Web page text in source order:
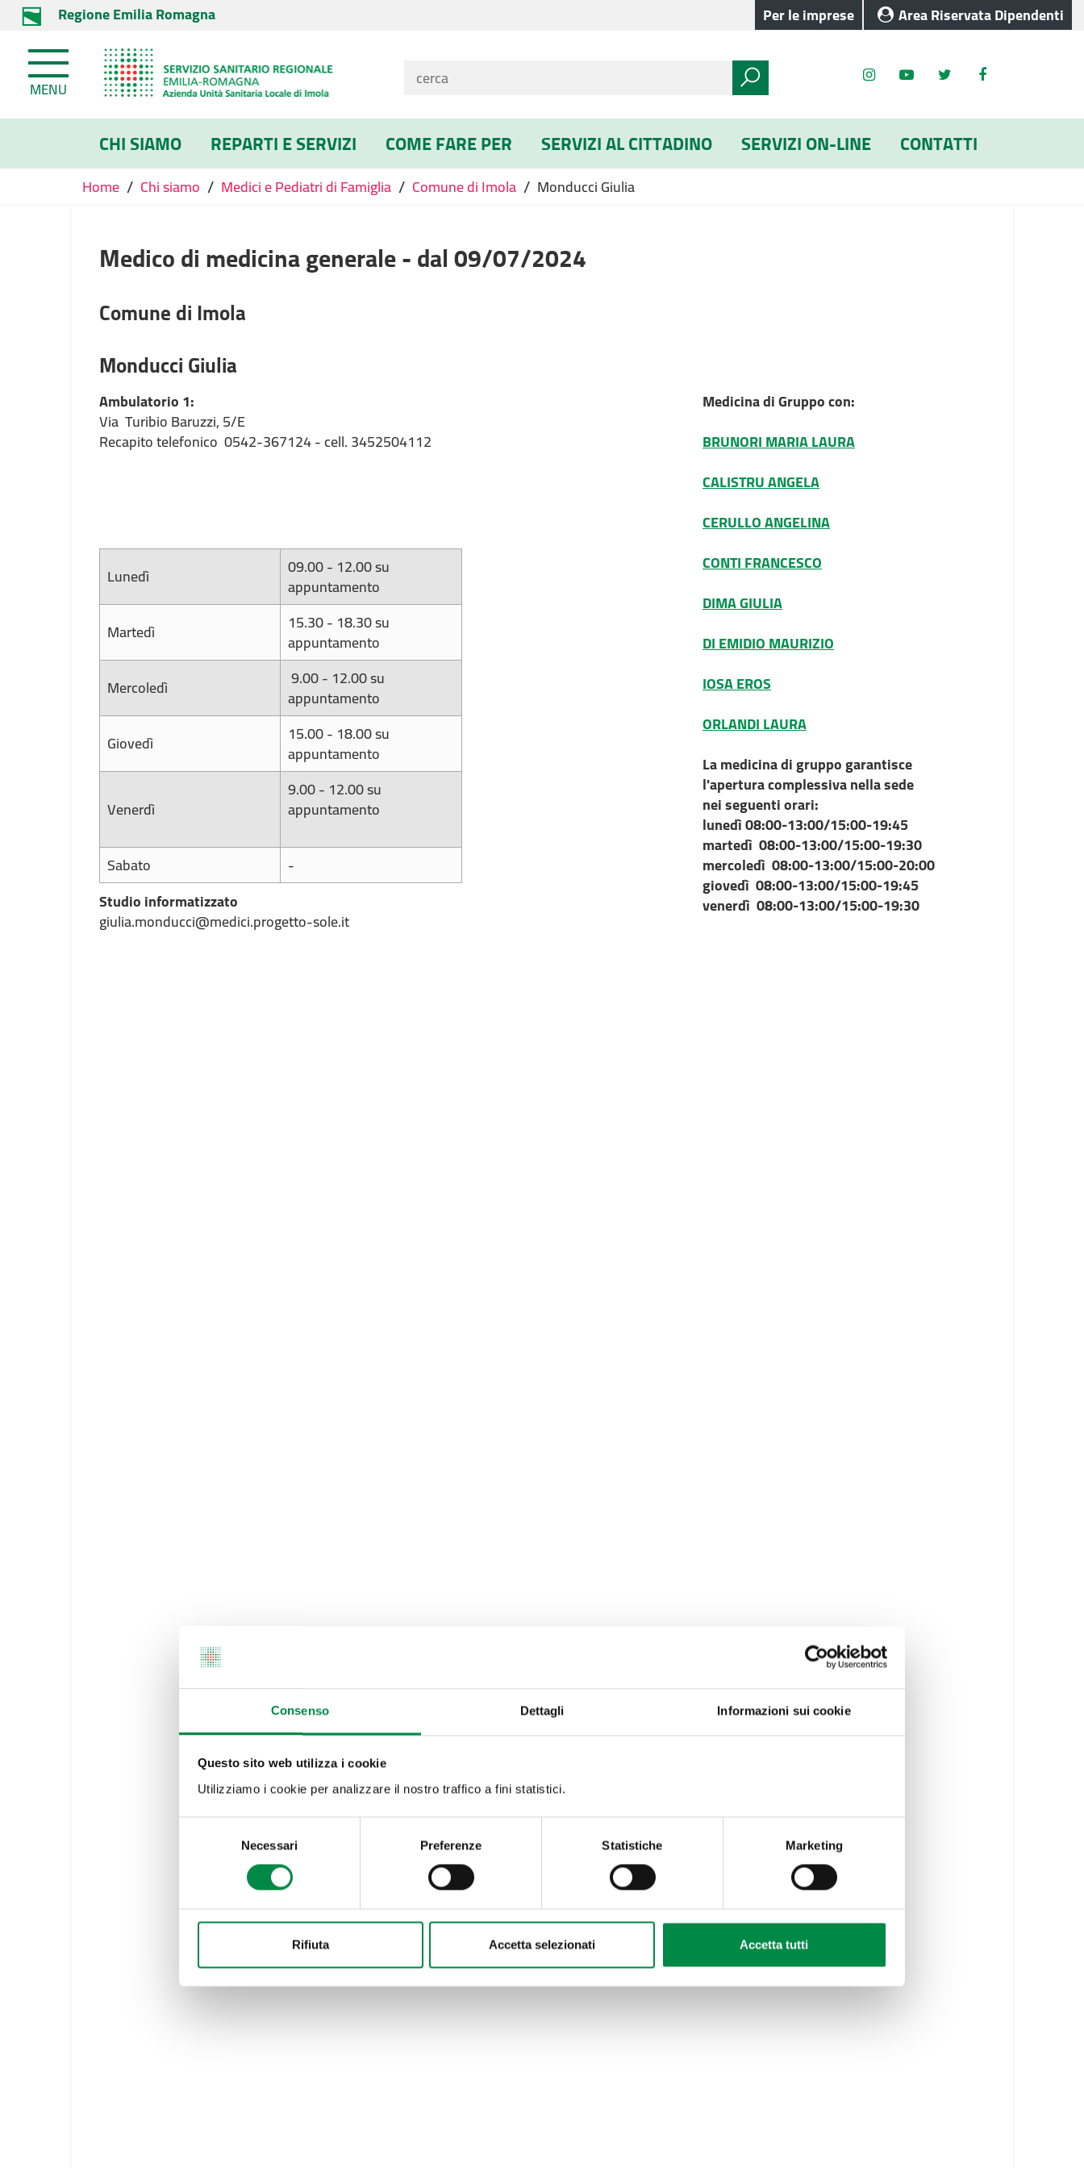
Consenso Dettagli Informazioni sui cookie
Questo sito web utilizza i cookie
Utilizziamo i cookie per analizzare il nostro traffico a fini statistici.
Necessari Preferenze Statistiche Marketing
Rifiuta Accetta selezionati Accetta tutti
Regione Emilia Romagna Per le imprese Area Riservata Dipendenti
MENU
CHI SIAMO REPARTI E SERVIZI COME FARE PER SERVIZI AL CITTADINO SERVIZI ON-LINE CONTATTI
Home / Chi siamo / Medici e Pediatri di Famiglia / Comune di Imola / Monducci Giulia
Medico di medicina generale - dal 09/07/2024
Comune di Imola
Monducci Giulia
Ambulatorio 1:
Via Turibio Baruzzi, 5/E
Recapito telefonico 0542-367124 - cell. 3452504112
Lunedì 09.00 - 12.00 su
appuntamento
Martedì
15.30 - 18.30 su
appuntamento
Mercoledì
9.00 - 12.00 su
appuntamento
Giovedì
15.00 - 18.00 su
appuntamento
Venerdì
9.00 - 12.00 su
appuntamento
Sabato
-
Studio informatizzato
giulia.monducci@medici.progetto-sole.it
Medicina di Gruppo con:
BRUNORI MARIA LAURA
CALISTRU ANGELA
CERULLO ANGELINA
CONTI FRANCESCO
DIMA GIULIA
DI EMIDIO MAURIZIO
IOSA EROS
ORLANDI LAURA
La medicina di gruppo garantisce
l'apertura complessiva nella sede
nei seguenti orari:
lunedì 08:00-13:00/15:00-19:45
martedì 08:00-13:00/15:00-19:30
mercoledì 08:00-13:00/15:00-20:00
giovedì 08:00-13:00/15:00-19:45
venerdì 08:00-13:00/15:00-19:30